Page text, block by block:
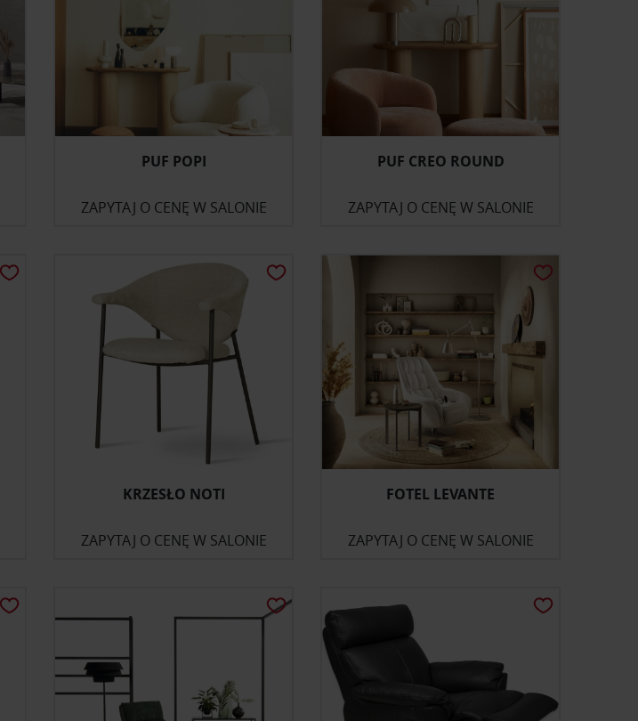
PUF POPI
ZAPYTAJ O CENĘ W SALONIE
PUF CREO ROUND
ZAPYTAJ O CENĘ W SALONIE
KRZESŁO NOTI
ZAPYTAJ O CENĘ W SALONIE
FOTEL LEVANTE
ZAPYTAJ O CENĘ W SALONIE